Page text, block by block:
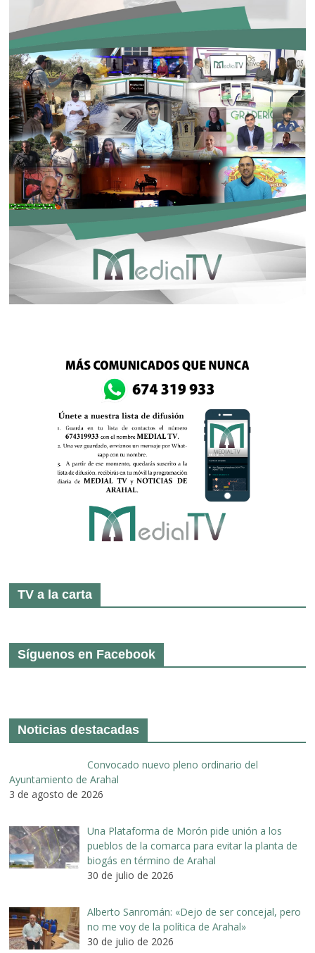
TV a la carta
Síguenos en Facebook
Noticias destacadas
Convocado nuevo pleno ordinario del
Ayuntamiento de Arahal
3 de agosto de 2026
Una Plataforma de Morón pide unión a los
pueblos de la comarca para evitar la planta de
biogás en término de Arahal
30 de julio de 2026
Alberto Sanromán: «Dejo de ser concejal, pero
no me voy de la política de Arahal»
30 de julio de 2026